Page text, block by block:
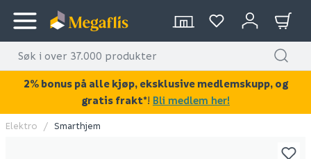
KAN DISSE VÆRE AV INTERESSE?
Elektro Smarthjem
2% bonus på alle kjøp, eksklusive medlemskupp, og
gratis frakt*! Bli medlem her!